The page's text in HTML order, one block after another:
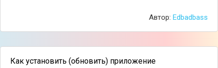
будет сохранять удалённые файлы в своём облаке
в виде бэкапов. На счёт форматов сохранённых
файлов тоже не стоит переживать, Dumpster может
сохранить практически всё, начиная от фоток,
видео, заканчивая архивами и документами. А
Автор: Edbadbass
Как установить (обновить) приложение